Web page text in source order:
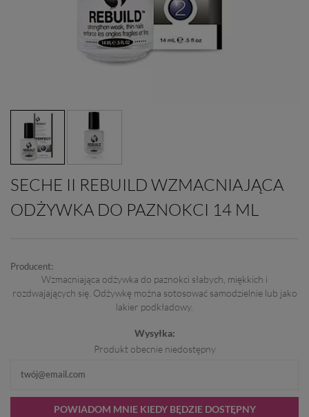
SECHE II REBUILD WZMACNIAJĄCA
ODŻYWKA DO PAZNOKCI 14 ML
Producent:
Wzmacniająca odżywka do paznokci słabych, miękkich i
rozdwajających się. Odżywkę można sotosować samodzielnie lub jako
lakier podkładowy.
Wysyłka:
Produkt obecnie niedostępny
POWIADOM MNIE KIEDY BĘDZIE DOSTĘPNY